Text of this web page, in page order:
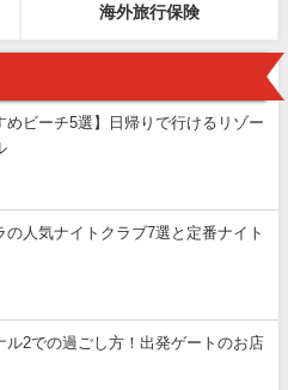
海外旅行保険
めビーチ5選】日帰りで行けるリゾー
の人気ナイトクラブ7選と定番ナイト
ル2での過ごし方！出発ゲートのお店